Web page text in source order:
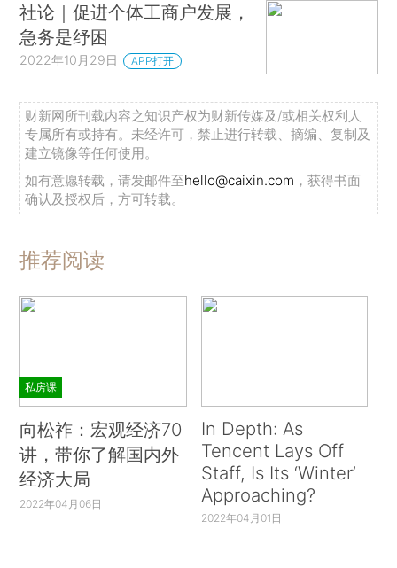
社论｜促进个体工商户发展，
急务是纾困
2022年10月29日 APP打开
财新网所刊载内容之知识产权为财新传媒及/或相关权利人
专属所有或持有。未经许可，禁止进行转载、摘编、复制及
建立镜像等任何使用。
如有意愿转载，请发邮件至hello@caixin.com ，获得书面
确认及授权后，方可转载。
推荐阅读
私房课
向松祚：宏观经济70
讲，带你了解国内外
经济大局
2022年04月06日
In Depth: As
Tencent Lays Off
Staff, Is Its ‘Winter’
Approaching?
2022年04月01日